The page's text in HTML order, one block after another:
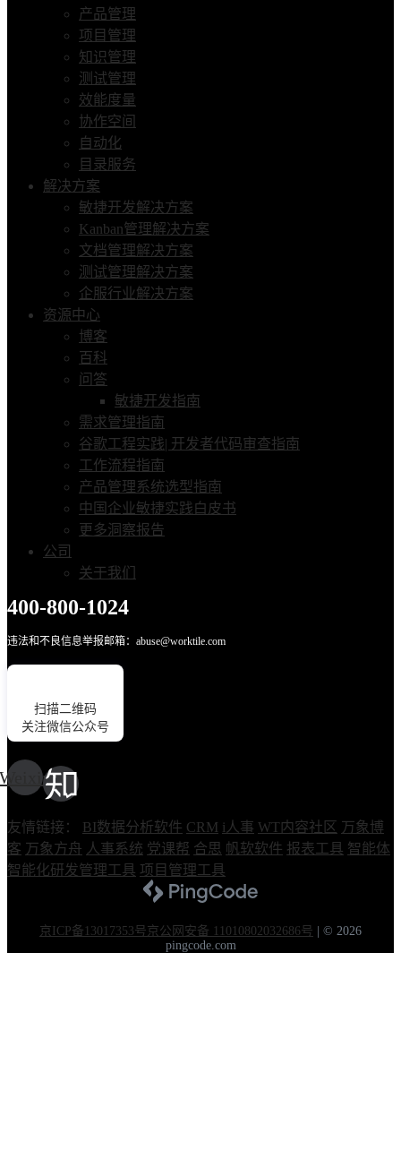
产品管理
项目管理
知识管理
测试管理
效能度量
协作空间
自动化
目录服务
解决方案
敏捷开发解决方案
Kanban管理解决方案
文档管理解决方案
测试管理解决方案
企服行业解决方案
资源中心
博客
百科
问答
敏捷开发指南
需求管理指南
谷歌工程实践| 开发者代码审查指南
工作流程指南
产品管理系统选型指南
中国企业敏捷实践白皮书
更多洞察报告
公司
关于我们
400-800-1024
违法和不良信息举报邮箱：abuse@worktile.com
扫描二维码
关注微信公众号
Weixin
友情链接： BI数据分析软件 CRM i人事 WT内容社区 万象博
客 万象方舟 人事系统 党课帮 合思 帆软软件 报表工具 智能体
智能化研发管理工具 项目管理工具
京ICP备13017353号京公网安备 11010802032686号
© 2026
pingcode.com